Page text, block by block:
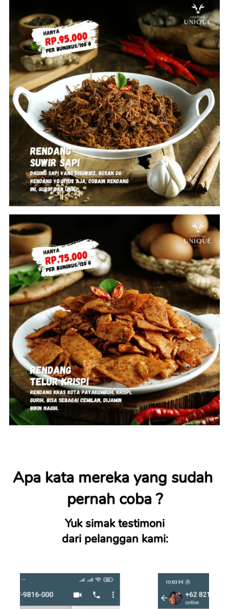
Apa kata mereka yang sudah
pernah coba ?
Yuk simak testimoni
dari pelanggan kami: